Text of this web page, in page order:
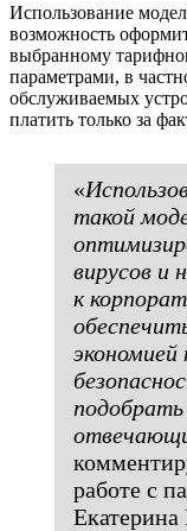
Использование
возможность
выбранному
параметрами, в
обслуживаемых
платить только за
«
такой
вирусов и
к
работе с